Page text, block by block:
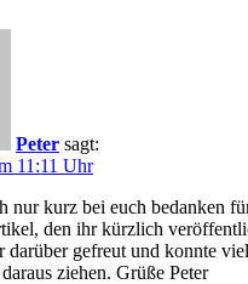
Peter sagt:
11:11 Uhr
nur kurz bei euch bedanken
den ihr kürzlich
darüber gefreut und konnte
ziehen. Grüße Peter